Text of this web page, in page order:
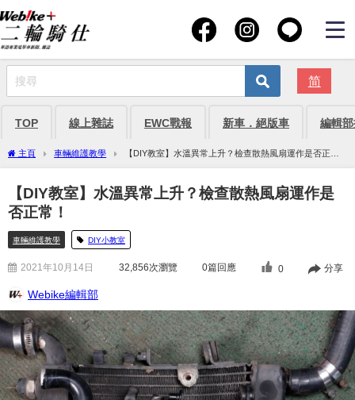
简
TOP 線上雜誌 EWC戰報 新車．絕版車 編輯
主頁 車輛維護教學
【DIY教室】水溫異常上升？檢查散熱風扇運作是否正
常！
【DIY教室】水溫異常上升？檢查散熱風扇運作是
否正常！
車輛維護教學 DIY小教室
2021年10月14日 32,856次瀏覽 0篇回應 0 分享
Webike編輯部